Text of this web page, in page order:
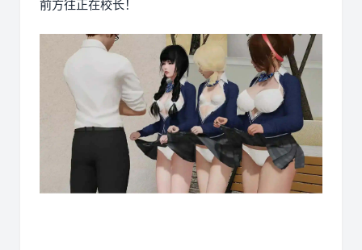
前方往正在校长！